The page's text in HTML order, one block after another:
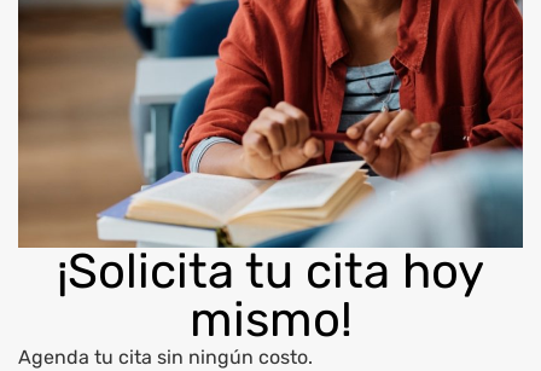
¡Solicita tu cita hoy
mismo!
Agenda tu cita sin ningún costo.